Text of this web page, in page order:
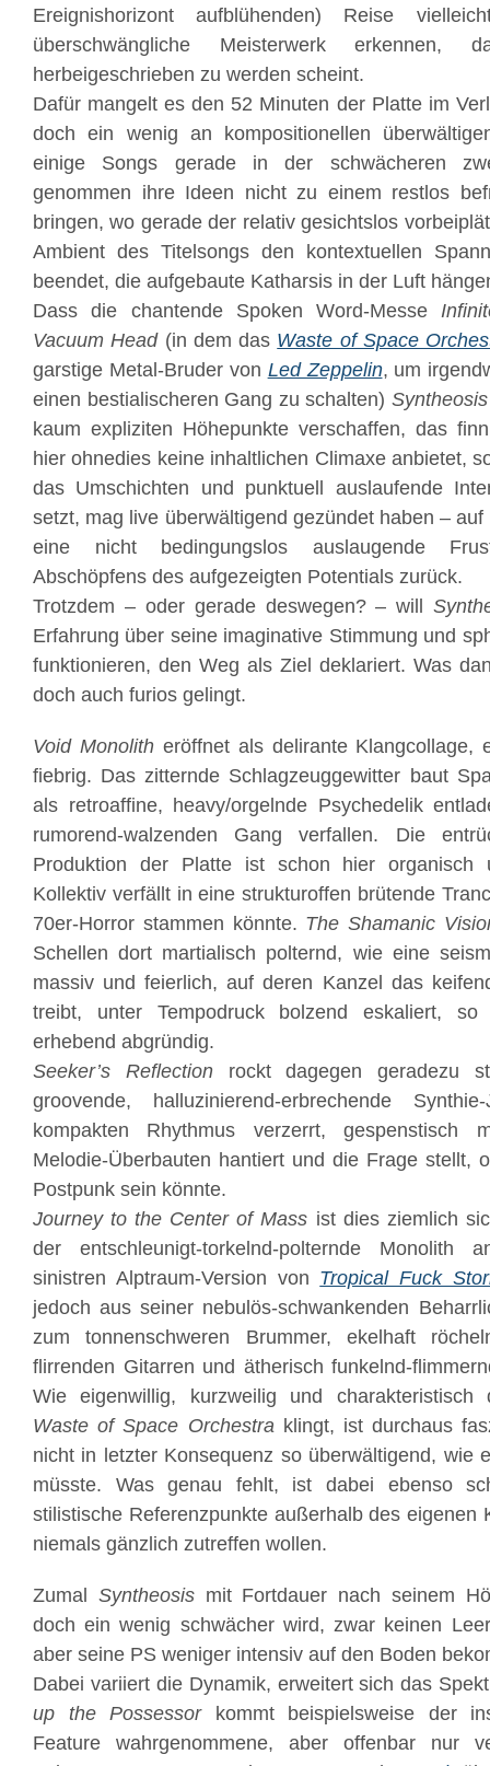
Ereignishorizont aufblühenden) Reise
überschwängliche Meisterwerk erkennen,
herbeigeschrieben zu werden scheint.
Dafür mangelt es den 52 Minuten der Platte im
doch ein wenig an kompositionellen
einige Songs gerade in der schwächeren
genommen ihre Ideen nicht zu einem restlos
bringen, wo gerade der relativ gesichtslos
Ambient des Titelsongs den kontextuellen
beendet, die aufgebaute Katharsis in der Luft
Dass die chantende Spoken Word-Messe
Vacuum Head(in dem das Waste of Space
garstige Metal-Bruder von Led Zeppelin, um
einen bestialischeren Gang zu schalten) Syntheosis
kaum expliziten Höhepunkte verschaffen, das
hier ohnedies keine inhaltlichen Climaxe anbietet,
das Umschichten und punktuell auslaufende
setzt, mag live überwältigend gezündet haben –
eine nicht bedingungslos auslaugende
Abschöpfens des aufgezeigten Potentials zurück.
Trotzdem – oder gerade deswegen? – will
Erfahrung über seine imaginative Stimmung und
funktionieren, den Weg als Ziel deklariert. Was
doch auch furios gelingt.
Void Monolitheröffnet als delirante Klangcollage,
fiebrig. Das zitternde Schlagzeuggewitter baut
als retroaffine, heavy/orgelnde Psychedelik
rumorend-walzenden Gang verfallen. Die
Produktion der Platte ist schon hier organisch
Kollektiv verfällt in eine strukturoffen brütende
70er-Horror stammen könnte. The Shamanic
Schellen dort martialisch polternd, wie eine
massiv und feierlich, auf deren Kanzel das
treibt, unter Tempodruck bolzend eskaliert,
erhebend abgründig.
Seeker’s Reflectionrockt dagegen geradezu
groovende, halluzinierend-erbrechende
kompakten Rhythmus verzerrt, gespenstisch
Melodie-Überbauten hantiert und die Frage stellt,
Postpunk sein könnte.
Journey to the Center of Mass ist dies ziemlich
der entschleunigt-torkelnd-polternde Monolith
sinistren Alptraum-Version von Tropical Fuck
jedoch aus seiner nebulös-schwankenden
zum tonnenschweren Brummer, ekelhaft
flirrenden Gitarren und ätherisch funkelnd-
Wie eigenwillig, kurzweilig und charakteristisch
Waste of Space Orchestraklingt, ist durchaus
nicht in letzter Konsequenz so überwältigend, wie
müsste. Was genau fehlt, ist dabei ebenso
stilistische Referenzpunkte außerhalb des eigenen
niemals gänzlich zutreffen wollen.
Zumal Syntheosismit Fortdauer nach seinem
doch ein wenig schwächer wird, zwar keinen
aber seine PS weniger intensiv auf den Boden
Dabei variiert die Dynamik, erweitert sich das
up the Possessorkommt beispielsweise der
Feature wahrgenommene, aber offenbar nur